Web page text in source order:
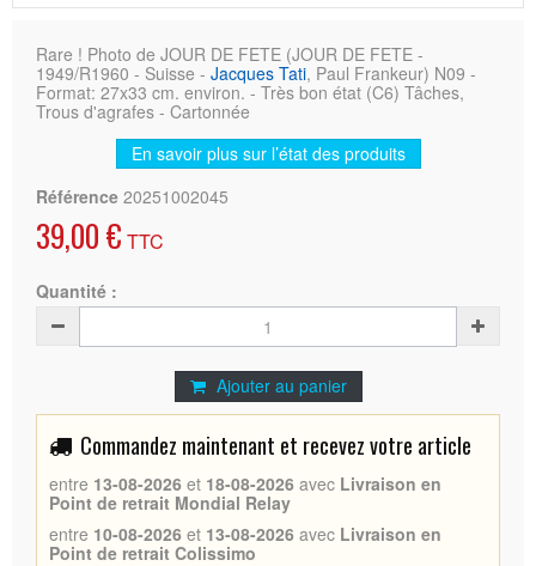
Rare ! Photo de JOUR DE FETE (JOUR DE FETE -
1949/R1960 - Suisse - Jacques Tati, Paul Frankeur) N09 -
Format: 27x33 cm. environ. - Très bon état (C6) Tâches,
Trous d'agrafes - Cartonnée
En savoir plus sur l’état des produits
Référence 20251002045
39,00 € TTC
Quantité :
Ajouter au panier
Commandez maintenant et recevez votre article
entre 13-08-2026 et 18-08-2026 avec Livraison en
Point de retrait Mondial Relay
entre 10-08-2026 et 13-08-2026 avec Livraison en
Point de retrait Colissimo